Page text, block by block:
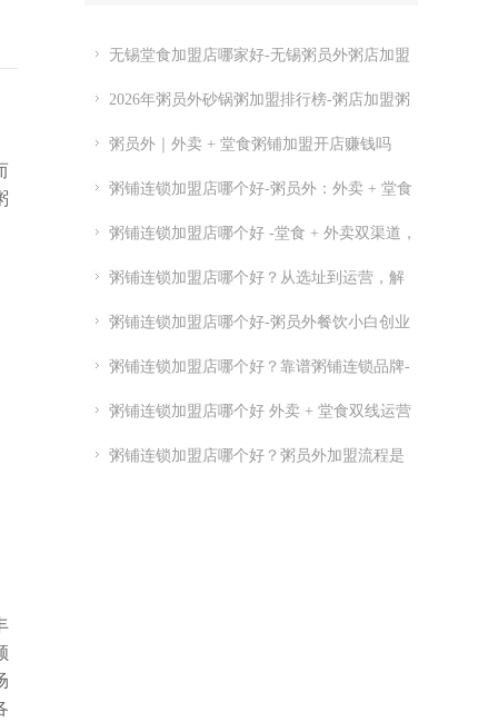
无锡堂食加盟店哪家好-无锡粥员外粥店加盟
2026年粥员外砂锅粥加盟排行榜-粥店加盟粥
员外开店怎么样
粥员外｜外卖 + 堂食粥铺加盟开店赚钱吗
粥铺连锁加盟店哪个好-粥员外：外卖 + 堂食
粥铺加盟
粥铺连锁加盟店哪个好 -堂食 + 外卖双渠道，
优质连锁粥员外加盟推荐
粥铺连锁加盟店哪个好？从选址到运营，解
析连锁开店关键点
粥铺连锁加盟店哪个好-粥员外餐饮小白创业
指南-粥员外加盟官网
粥铺连锁加盟店哪个好？靠谱粥铺连锁品牌-
实力供应链 + 总部扶持
粥铺连锁加盟店哪个好 外卖 + 堂食双线运营
品牌推荐
粥铺连锁加盟店哪个好？粥员外加盟流程是